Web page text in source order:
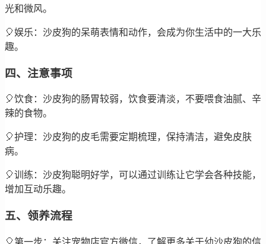
光和微风。
🎈娱乐：沙皮狗的呆萌表情和动作，会成为你生活中的一大乐
趣。
四、注意事项
🎈饮食：沙皮狗的肠胃较弱，饮食要清淡，不要喂食油腻、辛
辣的食物。
🎈护理：沙皮狗的皮毛需要定期梳理，保持清洁，避免皮肤
病。
🎈训练：沙皮狗聪明好学，可以通过训练让它学会各种技能，
增加互动乐趣。
五、领养流程
🎈第一步：关注宠物店官方微信，了解更多关于幼沙皮狗的信